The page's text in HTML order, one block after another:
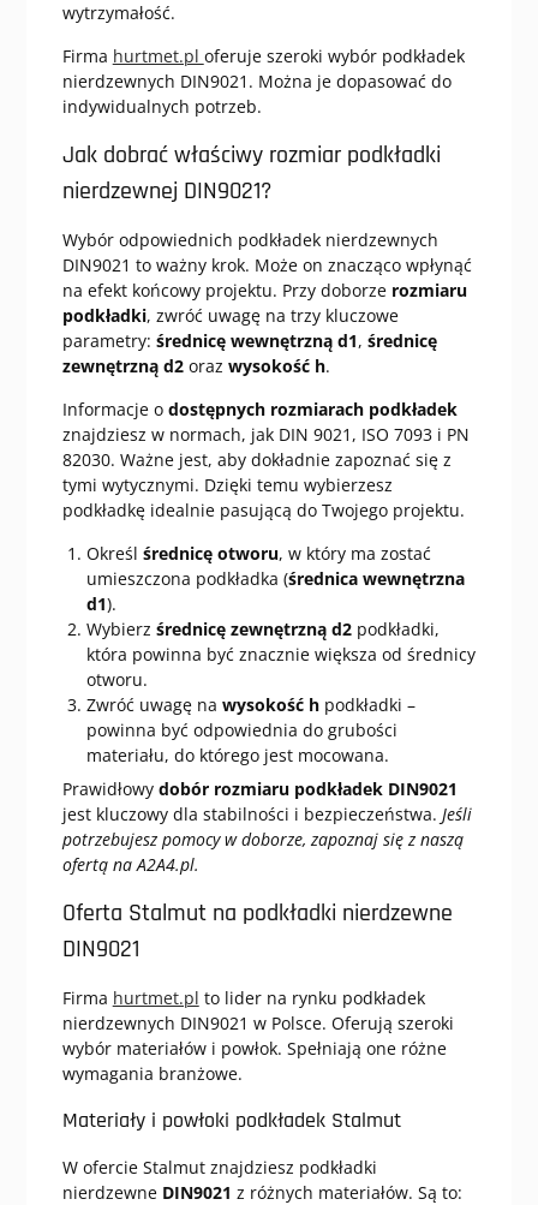
wytrzymałość.
Firma hurtmet.pl oferuje szeroki wybór podkładek
nierdzewnych DIN9021. Można je dopasować do
indywidualnych potrzeb.
Jak dobrać właściwy rozmiar podkładki
nierdzewnej DIN9021?
Wybór odpowiednich podkładek nierdzewnych
DIN9021 to ważny krok. Może on znacząco wpłynąć
na efekt końcowy projektu. Przy doborze rozmiaru
podkładki, zwróć uwagę na trzy kluczowe
parametry: średnicę wewnętrzną d1, średnicę
zewnętrzną d2oraz wysokość h.
Informacje o dostępnych rozmiarach podkładek
znajdziesz w normach, jak DIN 9021, ISO 7093 i PN
82030. Ważne jest, aby dokładnie zapoznać się z
tymi wytycznymi. Dzięki temu wybierzesz
podkładkę idealnie pasującą do Twojego projektu.
Określ średnicę otworu, w który ma zostać
umieszczona podkładka (średnica wewnętrzna
d1).
Wybierz średnicę zewnętrzną d2podkładki,
która powinna być znacznie większa od średnicy
otworu.
Zwróć uwagę na wysokość hpodkładki –
powinna być odpowiednia do grubości
materiału, do którego jest mocowana.
Prawidłowy dobór rozmiaru podkładek DIN9021
jest kluczowy dla stabilności i bezpieczeństwa. Jeśli
potrzebujesz pomocy w doborze, zapoznaj się z naszą
ofertą na A2A4.pl.
Oferta Stalmut na podkładki nierdzewne
DIN9021
Firma hurtmet.pl to lider na rynku podkładek
nierdzewnych DIN9021 w Polsce. Oferują szeroki
wybór materiałów i powłok. Spełniają one różne
wymagania branżowe.
Materiały i powłoki podkładek Stalmut
W ofercie Stalmut znajdziesz podkładki
nierdzewne DIN9021 z różnych materiałów. Są to: